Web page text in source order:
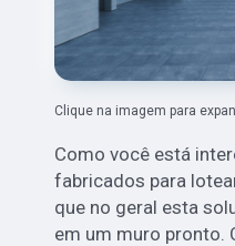
Clique na imagem para
Como você está
fabricados para
que no geral esta
em um muro pronto.